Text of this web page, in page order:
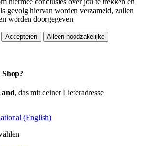
hiermee conclusies over jou te trekken en
gevolg hiervan worden verzameld, zullen
worden doorgegeven.
Accepteren Alleen noodzakelijke
, das mit deiner Lieferadresse
(English)